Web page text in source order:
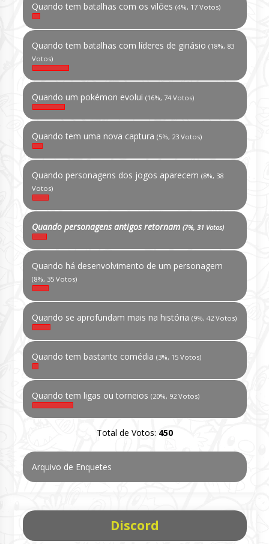
Quando tem batalhas com os vilões (4%, 17 Votos)
Quando tem batalhas com líderes de ginásio (18%, 83
Votos)
Quando um pokémon evolui (16%, 74 Votos)
Quando tem uma nova captura (5%, 23 Votos)
Quando personagens dos jogos aparecem (8%, 38
Votos)
Quando personagens antigos retornam (7%, 31 Votos)
Quando há desenvolvimento de um personagem
(8%, 35 Votos)
Quando se aprofundam mais na história (9%, 42 Votos)
Quando tem bastante comédia (3%, 15 Votos)
Quando tem ligas ou torneios (20%, 92 Votos)
Total de Votos: 450
Arquivo de Enquetes
Discord